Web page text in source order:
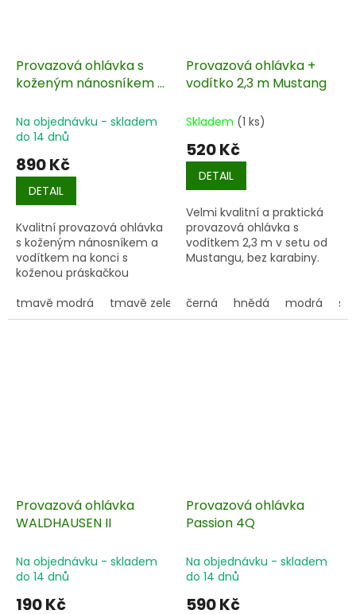
Provazová ohlávka s
koženým nánosníkem a
Na objednávku - skladem
do 14 dnů
890 Kč
DETAIL
Kvalitní provazová ohlávka
s koženým nánosníkem a
vodítkem na konci s
koženou práskačkou
tmavě modrá
tmavě zelená fialová
Provazová ohlávka +
vodítko 2,3 m Mustang
Skladem (1 ks)
520 Kč
DETAIL
Velmi kvalitní a praktická
provazová ohlávka s
vodítkem 2,3 m v setu od
Mustangu, bez karabiny.
černá hnědá modrá
Provazová ohlávka
WALDHAUSEN II
Na objednávku - skladem
do 14 dnů
190 Kč
Provazová ohlávka
Passion 4Q
Na objednávku - skladem
do 14 dnů
590 Kč